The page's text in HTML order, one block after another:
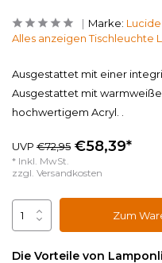
Marke: Lucide
Alles anzeigen Tischleuchte
Ausgestattet mit einer
Ausgestattet mit
hochwertigem Acryl. .
UVP €72,95 €58,39*
* Inkl. MwSt.
zzgl. Versandkosten
Zum
Die Vorteile von